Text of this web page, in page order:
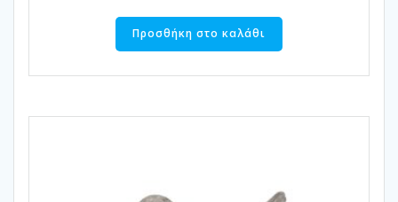
Προσθήκη στο καλάθι